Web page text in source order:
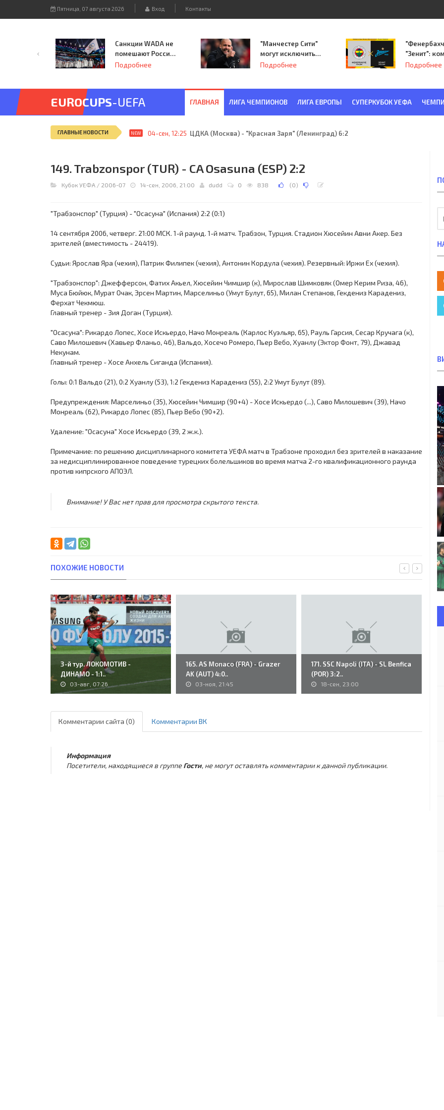
Пятница, 07 августа 2026 Вход Контакты
Санкции WADA не
помешают России
принять
Подробнее
"Манчестер Сити"
могут исключить
из Лиги
Подробнее
"Зенит":
Семака
Подробнее
EUROCUPS-UEFA ГЛАВНАЯ ЛИГА ЧЕМПИОНОВ ЛИГА ЕВРОПЫ СУПЕРКУБОК УЕФА
ГЛАВНЫЕ НОВОСТИ NEW 04-сен, 12:25 ЦДКА (Москва) - "Красная Заря" (Ленинград) 6:2
149. Trabzonspor (TUR) - CA Osasuna (ESP) 2:2
Кубок УЕФА / 2006-07 14-сен, 2006, 21:00 dudd 0 838 (0)
"Трабзонспор" (Турция) - "Осасуна" (Испания) 2:2 (0:1)
14 сентября 2006, четверг. 21:00 МСК. 1-й раунд. 1-й матч. Трабзон, Турция. Стадион Хюсейин Авни Акер. Без
зрителей (вместимость - 24419).
Судьи: Ярослав Яра (чехия), Патрик Филипек (чехия), Антонин Кордула (чехия). Резервный: Иржи Ех (чехия).
"Трабзонспор": Джефферсон, Фатих Акьел, Хюсейин Чимшир (к), Мирослав Шимковяк (Омер Керим Риза, 46),
Муса Бюйюк, Мурат Очак, Эрсен Мартин, Марселиньо (Умут Булут, 65), Милан Степанов, Гекдениз Карадениз,
Ферхат Чекмюш.
Главный тренер - Зия Доган (Турция).
"Осасуна": Рикардо Лопес, Хосе Искьердо, Начо Монреаль (Карлос Куэльяр, 65), Рауль Гарсия, Сесар Кручага (к),
Саво Милошевич (Хавьер Фланьо, 46), Вальдо, Хосечо Ромеро, Пьер Вебо, Хуанлу (Эктор Фонт, 79), Джавад
Некунам.
Главный тренер - Хосе Анхель Сиганда (Испания).
Голы: 0:1 Вальдо (21), 0:2 Хуанлу (53), 1:2 Гекдениз Карадениз (55), 2:2 Умут Булут (89).
Предупреждения: Марселиньо (35), Хюсейин Чимшир (90+4) - Хосе Искьердо (...), Саво Милошевич (39), Начо
Монреаль (62), Рикардо Лопес (85), Пьер Вебо (90+2).
Удаление: "Осасуна" Хосе Искьердо (39, 2 ж.к.).
Примечание: по решению дисциплинарного комитета УЕФА матч в Трабзоне проходил без зрителей в наказание
за недисциплинированное поведение турецких болельшиков во время матча 2-го квалификационного раунда
против кипрского АПОЭЛ.
Внимание! У Вас нет прав для просмотра скрытого текста.
ПОХОЖИЕ НОВОСТИ
3-й тур. ЛОКОМОТИВ -
ДИНАМО - 1:1..
03-авг, 07:26
165. AS Monaco (FRA) - Grazer
AK (AUT) 4:0..
03-ноя, 21:45
171. SSC Napoli (ITA) - SL Benfica
(POR) 3:2..
18-сен, 23:00
Комментарии сайта (0) Комментарии ВК
Информация
Посетители, находящиеся в группе Гости, не могут оставлять комментарии к данной публикации.